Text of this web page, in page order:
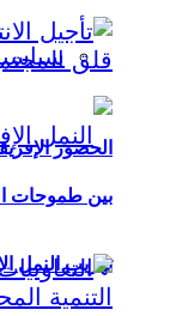
تهريب النمل
الحضور
بين طموحات